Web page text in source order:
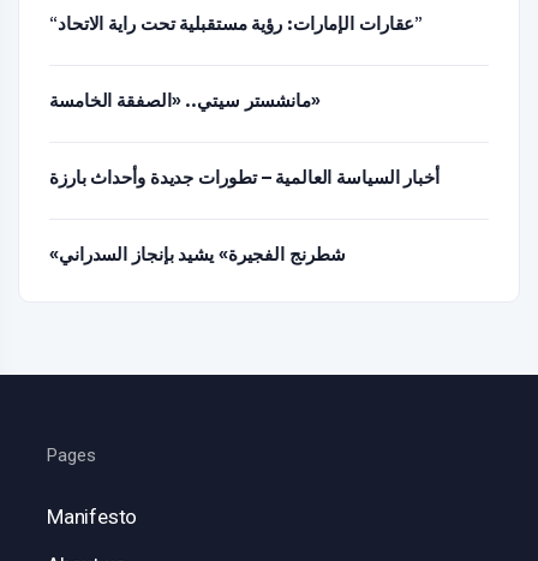
“عقارات الإمارات: رؤية مستقبلية تحت راية الاتحاد”
مانشستر سيتي.. «الصفقة الخامسة»
أخبار السياسة العالمية – تطورات جديدة وأحداث بارزة
«شطرنج الفجيرة» يشيد بإنجاز السدراني
Pages
Manifesto